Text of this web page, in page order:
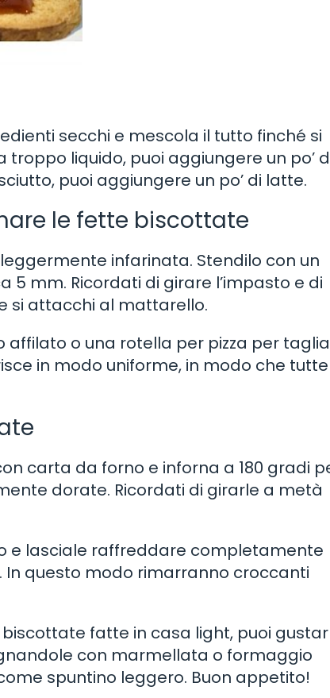
secchi e mescola il tutto finché si
liquido, puoi aggiungere un po’
puoi aggiungere un po’ di latte.
le fette biscottate
infarinata. Stendilo con un
mm. Ricordati di girare l’impasto e di
si attacchi al mattarello.
affilato o una rotella per pizza per
in modo uniforme, in modo che
carta da forno e inforna a 180 gradi
dorate. Ricordati di girarle a metà
e lasciale raffreddare completamente
questo modo rimarranno croccanti
fatte in casa light, puoi
con marmellata o formaggio
spuntino leggero. Buon appetito!